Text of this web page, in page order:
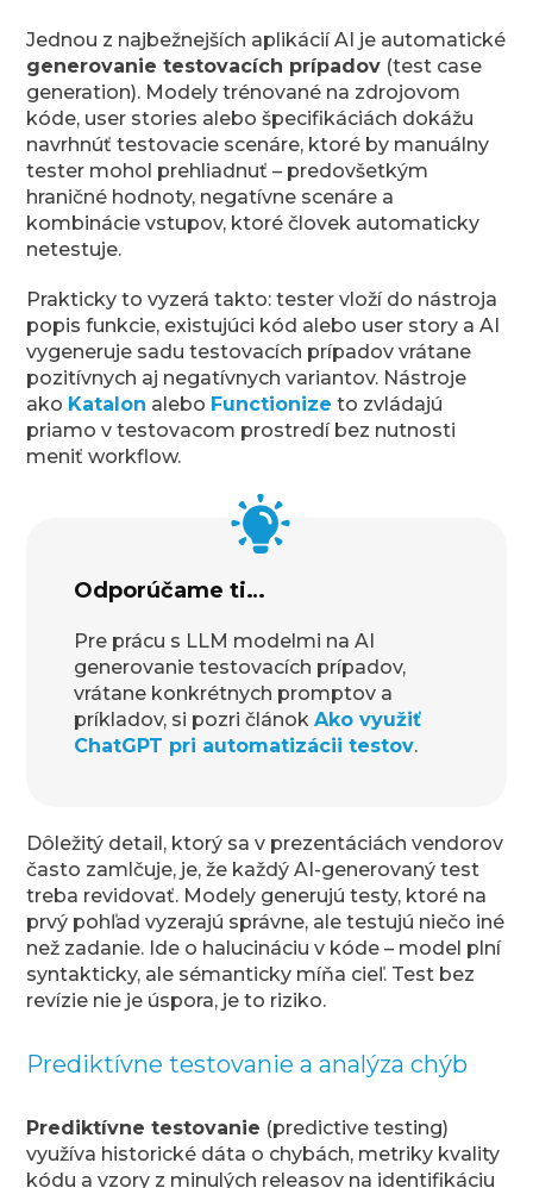
Jednou z najbežnejších aplikácií AI je automatické
generovanie testovacích prípadov (test case
generation). Modely trénované na zdrojovom
kóde, user stories alebo špecifikáciách dokážu
navrhnúť testovacie scenáre, ktoré by manuálny
tester mohol prehliadnuť – predovšetkým
hraničné hodnoty, negatívne scenáre a
kombinácie vstupov, ktoré človek automaticky
netestuje.
Prakticky to vyzerá takto: tester vloží do nástroja
popis funkcie, existujúci kód alebo user story a AI
vygeneruje sadu testovacích prípadov vrátane
pozitívnych aj negatívnych variantov. Nástroje
ako Katalon alebo Functionize to zvládajú
priamo v testovacom prostredí bez nutnosti
meniť workflow.
Odporúčame ti…
Pre prácu s LLM modelmi na AI
generovanie testovacích prípadov,
vrátane konkrétnych promptov a
príkladov, si pozri článokAko využiť
ChatGPT pri automatizácii testov.
Dôležitý detail, ktorý sa v prezentáciách vendorov
často zamlčuje, je, že každý AI-generovaný test
treba revidovať. Modely generujú testy, ktoré na
prvý pohľad vyzerajú správne, ale testujú niečo iné
než zadanie. Ide o halucináciu v kóde – model plní
syntakticky, ale sémanticky míňa cieľ. Test bez
revízie nie je úspora, je to riziko.
Prediktívne testovanie a analýza chýb
Prediktívne testovanie (predictive testing)
využíva historické dáta o chybách, metriky kvality
kódu a vzory z minulých releasov na identifikáciu